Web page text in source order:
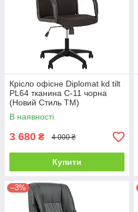
Крісло офісне Diplomat kd tilt
PL64 тканина С-11 чорна
(Новий Стиль ТМ)
В наявності
3 680 ₴ 4 000 ₴
Купити
–3%